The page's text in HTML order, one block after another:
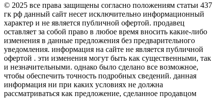
© 2025 все права защищены согласно положениям статьи 437
гк рф данный сайт несет исключительно информационный
характер и не является публичной офертой. продавец
оставляет за собой право в любое время вносить какие-либо
изменения в данные предложения без предварительного
уведомления. информация на сайте не является публичной
офертой . эти изменения могут быть как существенными, так
и незначительными. однако было сделано все возможное,
чтобы обеспечить точность подробных сведений. данная
информация ни при каких условиях не должна
рассматриваться как предложение, сделанное продавцом